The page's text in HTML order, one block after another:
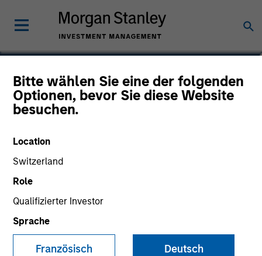
Bitte wählen Sie eine der folgenden
Optionen, bevor Sie diese Website
besuchen.
Location
Switzerland
Role
Qualifizierter Investor
Sprache
Französisch Deutsch
Scott Steel
Head of Product and Corporate
Development